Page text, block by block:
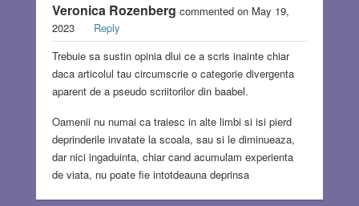
Veronica Rozenberg commented on May 19,
2023
Reply
Trebuie sa sustin opinia dlui ce a scris inainte chiar
daca articolul tau circumscrie o categorie divergenta
aparent de a pseudo scriitorilor din baabel.
Oamenii nu numai ca traiesc in alte limbi si isi pierd
deprinderile invatate la scoala, sau si le diminueaza,
dar nici ingaduinta, chiar cand acumulam experienta
de viata, nu poate fie intotdeauna deprinsa